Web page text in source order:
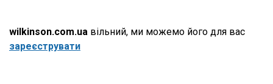
wilkinson.com.ua вільний, ми можемо його для вас
зареєструвати